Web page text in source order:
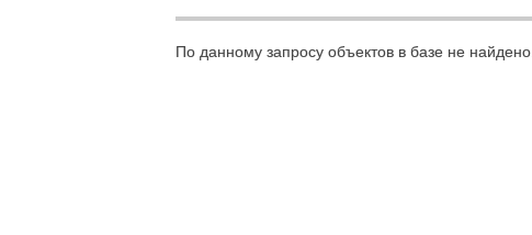
По данному запросу объектов в базе не найдено.